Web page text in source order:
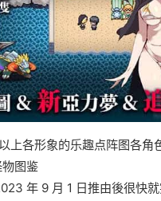
上各形象的乐趣点阵图各角
图鉴
年 9 月 1 日推由後很快